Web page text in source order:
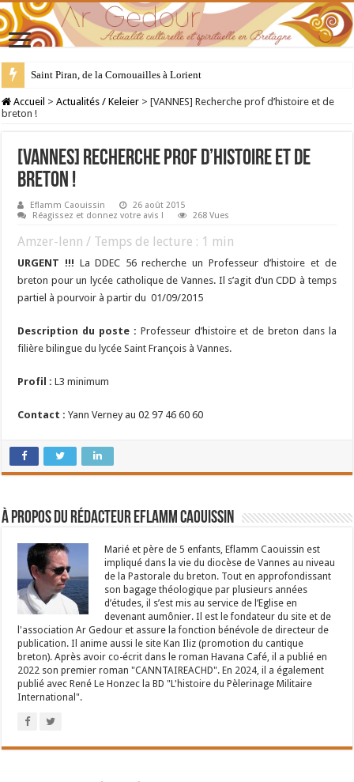
Saint Piran, de la Cornouailles à Lorient
28 juillet : Saint Samson de Dol, père de la Bretagne chrétienne
Accueil > Actualités / Keleier > [VANNES] Recherche prof d’histoire et de
breton !
[VANNES] Recherche prof d’histoire et de
breton !
Eflamm Caouissin
26 août 2015
Réagissez et donnez votre avis !
268 Vues
Amzer-lenn / Temps de lecture : 1 min
URGENT !!! La DDEC 56 recherche un Professeur d’histoire et de
breton pour un lycée catholique de Vannes. Il s’agit d’un CDD à temps
partiel à pourvoir à partir du 01/09/2015
Description du poste : Professeur d’histoire et de breton dans la
filière bilingue du lycée Saint François à Vannes.
Profil : L3 minimum
Contact : Yann Verney au 02 97 46 60 60
À propos du rédacteur Eflamm Caouissin
Marié et père de 5 enfants, Eflamm Caouissin est
impliqué dans la vie du diocèse de Vannes au niveau
de la Pastorale du breton. Tout en approfondissant
son bagage théologique par plusieurs années
d’études, il s’est mis au service de l’Eglise en
devenant aumônier. Il est le fondateur du site et de
l'association Ar Gedour et assure la fonction bénévole de directeur de
publication. Il anime aussi le site Kan Iliz (promotion du cantique
breton). Après avoir co-écrit dans le roman Havana Café, il a publié en
2022 son premier roman "CANNTAIREACHD". En 2024, il a également
publié avec René Le Honzec la BD "L'histoire du Pèlerinage Militaire
International".